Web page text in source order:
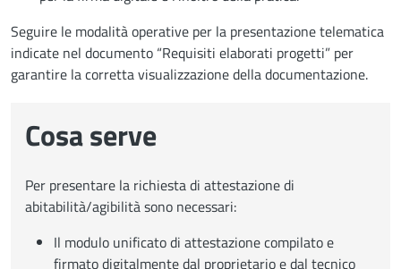
Seguire le modalità operative per la presentazione telematica
indicate nel documento “Requisiti elaborati progetti” per
garantire la corretta visualizzazione della documentazione.
Cosa serve
Per presentare la richiesta di attestazione di
abitabilità/agibilità sono necessari:
Il modulo unificato di attestazione compilato e
firmato digitalmente dal proprietario e dal tecnico